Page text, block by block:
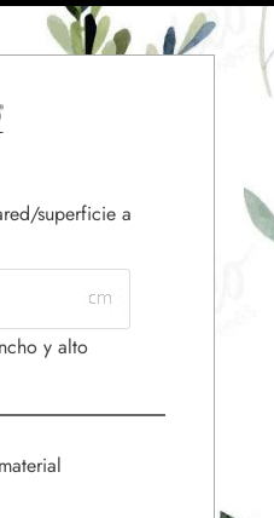
superficie a
y alto